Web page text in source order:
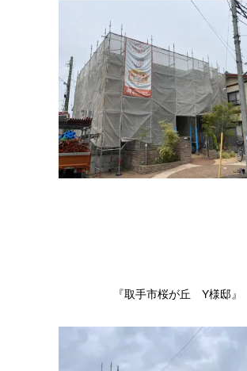
『取手市桜が丘 Y様邸』